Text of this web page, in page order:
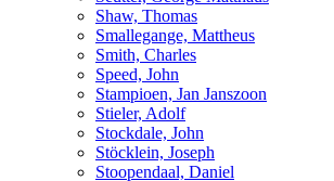
Shaw, Thomas
Smallegange, Mattheus
Smith, Charles
Speed, John
Stampioen, Jan Janszoon
Stieler, Adolf
Stockdale, John
Stöcklein, Joseph
Stoopendaal, Daniel